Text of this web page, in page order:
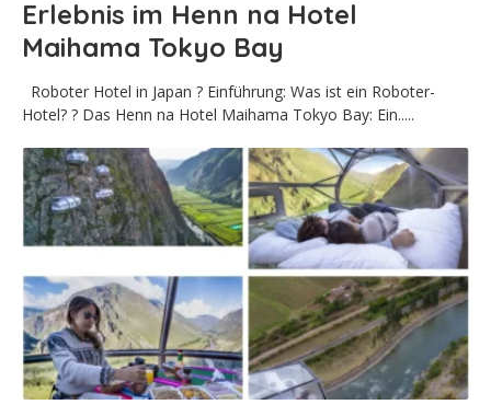
Erlebnis im Henn na Hotel
Maihama Tokyo Bay
Roboter Hotel in Japan ? Einführung: Was ist ein Roboter-
Hotel? ? Das Henn na Hotel Maihama Tokyo Bay: Ein.....